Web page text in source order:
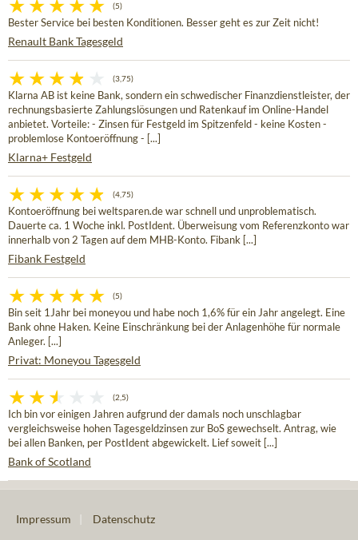
(5)
Bester Service bei besten Konditionen. Besser geht es zur Zeit nicht!
Renault Bank Tagesgeld
(3,75)
Klarna AB ist keine Bank, sondern ein schwedischer Finanzdienstleister, der
rechnungsbasierte Zahlungslösungen und Ratenkauf im Online-Handel
anbietet. Vorteile: - Zinsen für Festgeld im Spitzenfeld - keine Kosten -
problemlose Kontoeröffnung - [...]
Klarna+ Festgeld
(4,75)
Kontoeröffnung bei weltsparen.de war schnell und unproblematisch.
Dauerte ca. 1 Woche inkl. PostIdent. Überweisung vom Referenzkonto war
innerhalb von 2 Tagen auf dem MHB-Konto. Fibank [...]
Fibank Festgeld
(5)
Bin seit 1Jahr bei moneyou und habe noch 1,6% für ein Jahr angelegt. Eine
Bank ohne Haken. Keine Einschränkung bei der Anlagenhöhe für normale
Anleger. [...]
Privat: Moneyou Tagesgeld
(2,5)
Ich bin vor einigen Jahren aufgrund der damals noch unschlagbar
vergleichsweise hohen Tagesgeldzinsen zur BoS gewechselt. Antrag, wie
bei allen Banken, per PostIdent abgewickelt. Lief soweit [...]
Bank of Scotland
Impressum Datenschutz